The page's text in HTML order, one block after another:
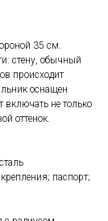
35 см.
стену, обычный
происходит
оснащен
не только
оттенок.
паспорт;